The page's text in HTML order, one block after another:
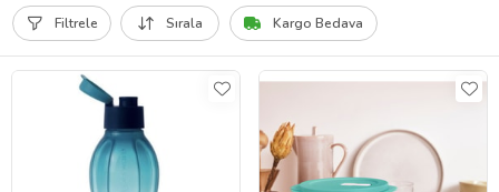
Filtrele Sırala Kargo Bedava